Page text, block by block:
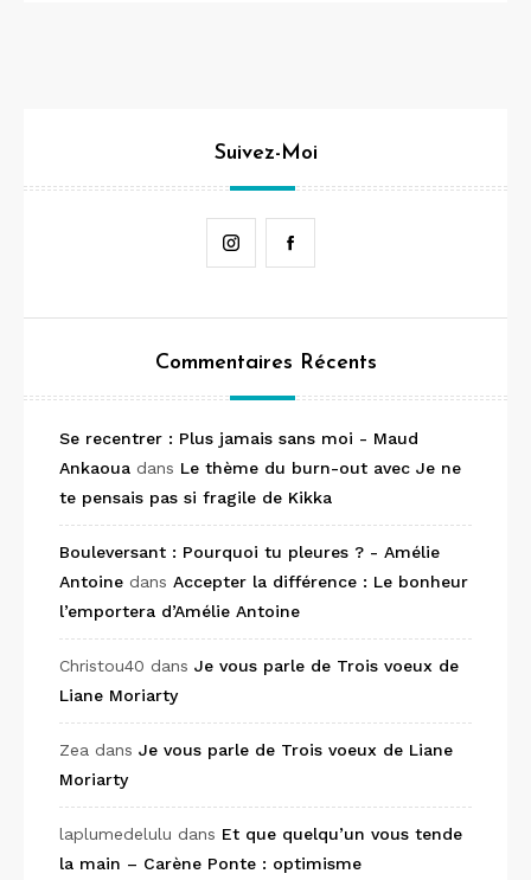
Suivez-Moi
Instagram
Commentaires Récents
Se recentrer : Plus jamais sans moi - Maud
Ankaoua dans Le thème du burn-out avec Je ne
te pensais pas si fragile de Kikka
Bouleversant : Pourquoi tu pleures ? - Amélie
Antoine dans Accepter la différence : Le bonheur
l’emportera d’Amélie Antoine
Christou40 dans Je vous parle de Trois voeux de
Liane Moriarty
Zea dans Je vous parle de Trois voeux de Liane
Moriarty
laplumedelulu dans Et que quelqu’un vous tende
la main – Carène Ponte : optimisme